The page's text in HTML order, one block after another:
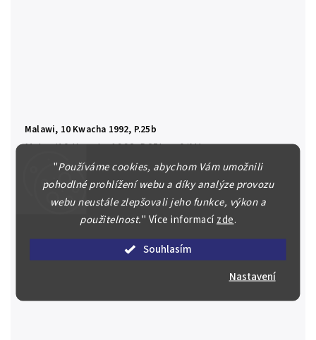
"Používáme cookies, abychom Vám umožnili
pohodlné prohlížení webu a díky analýze provozu
webu neustále zlepšovali jeho funkce, výkon a
použitelnost." Více informacízde.
Souhlasím
Nastavení
Malawi, 10 Kwacha 1992, P.25b
200 Kč
Detail
Malawi10 Kwacha 1992, P.25b 0/AU
Prodáno